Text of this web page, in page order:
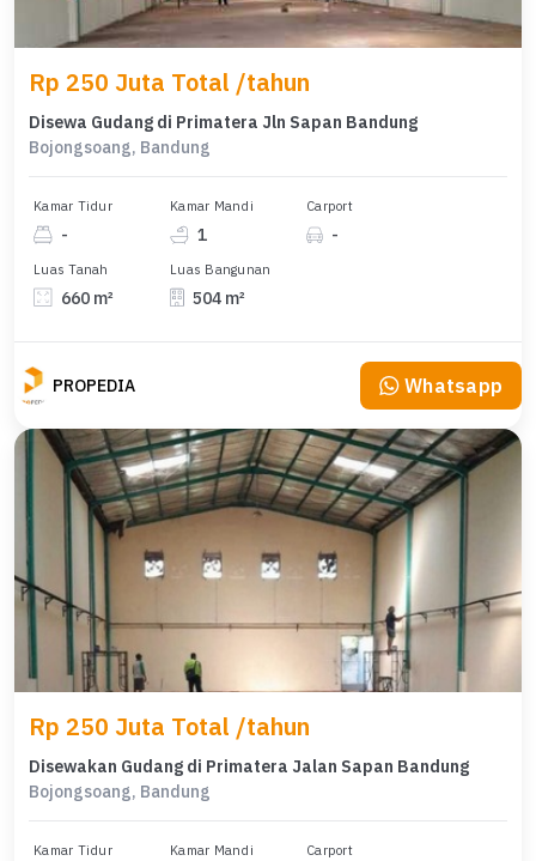
Rp 250 Juta Total /tahun
Disewa Gudang di Primatera Jln Sapan Bandung
Bojongsoang, Bandung
Kamar Tidur
-
Kamar Mandi
1
Carport
-
Luas Tanah
660 m²
Luas Bangunan
504 m²
PROPEDIA Whatsapp
Rp 250 Juta Total /tahun
Disewakan Gudang di Primatera Jalan Sapan Bandung
Bojongsoang, Bandung
Kamar Tidur Kamar Mandi Carport